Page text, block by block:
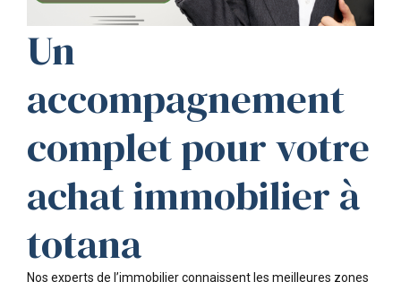
Un
accompagnement
complet pour votre
achat immobilier à
totana
Nos experts de l’immobilier connaissent les meilleures zones